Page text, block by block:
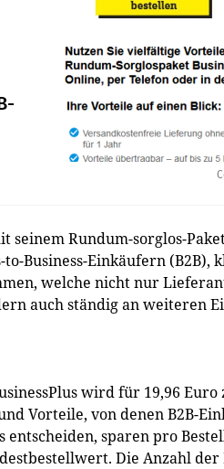
seinem Rundum-sorglos-
Business-Einkäufern
welche nicht nur
auch ständig an weiteren
wird für 19,96
Vorteile, von denen B2B-
sparen pro
Die Anzahl